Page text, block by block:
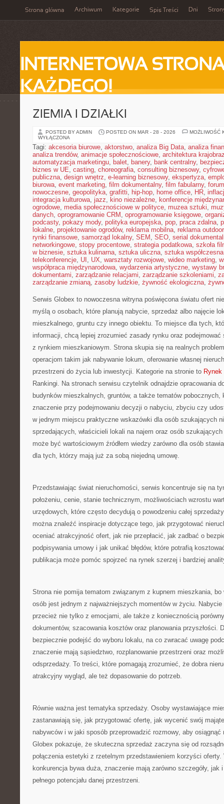
Strona główna Archiwum Kategorie Spis Treści Dni
INTERNETOWA
KAŻDEGO!
ZIEMIA I DZIAŁKI
POSTED BY ADMIN POSTED ON MAR - 28 - 2026
MOŻLIWOŚĆ
WYŁĄCZONA
Tagi: akcesoria biurowe, aktorstwo, analiza Big Data, analiza
analiza trendów, animacje społecznościowe, architektura
automatyzacja marketingu, balet, banery, bank centralny,
biznes w UE, casting, choreografia, consulting biznesowy,
publiczna, design wnętrz, e-learning biznesowy, ekspertyza,
biurowa, event marketing, film dokumentalny, film fabularny,
nowoczesne, geopolityka, grafitti, hip-hop, home office, HR,
integracja kulturowa, jazz, kino niezależne, konferencje
ogrodowe, media społecznościowe w polityce, muzea sztuki,
danych, oprogramowanie CRM , oprogramowanie księgowe,
podcasty, pokazy mody, polityka europejska, pop, praca zdalna,
lokalne, projektowanie ogrodów, reklama mobilna, reklama outdoor
rynki finansowe, samorząd lokalny, SEM , SEO, serial
networkingowe, stopy procentowe, strategia podatkowa, szkoła
w biznesie, sztuka kulinarna, sztuka uliczna, sztuka współczesna
telekonferencje, UI , UX, warsztaty rozwojowe, wideo marketing,
współpraca międzynarodowa, wydarzenia artystyczne, wystawy
dokumentami, zarządzanie relacjami, zarządzanie szkoleniami,
zarządzanie zmianą, zasoby ludzkie, żywność ekologiczna,
Serwis Globex to nowoczesna witryna poświęcona światu ofert
myślą o osobach, które planują nabycie, sprzedaż albo najęcie
mieszkalnego, gruntu czy innego obiektu. To miejsce dla tych,
informacji, chcą lepiej zrozumieć zasady rynku oraz
z rynkiem mieszkaniowym. Strona skupia się na realnych
operacjom takim jak nabywanie lokum, oferowanie własnej
przestrzeni do życia lub inwestycji. Kategorie na stronie to Rynek
Rankingi. Na stronach serwisu czytelnik odnajdzie opracowania
budynków mieszkalnych, gruntów, a także tematów pobocznych,
znaczenie przy podejmowaniu decyzji o nabyciu, zbyciu czy
w jednym miejscu praktyczne wskazówki dla osób szukających
sprzedających, właścicieli lokali na najem oraz osób
może być wartościowym źródłem wiedzy zarówno dla osób
dla tych, którzy mają już za sobą niejedną umowę.
Przedstawiając świat nieruchomości, serwis koncentruje się na
położeniu, cenie, stanie technicznym, możliwościach wzrostu
urzędowych, które często decydują o powodzeniu całej
można znaleźć inspiracje dotyczące tego, jak przygotować
oceniać atrakcyjność ofert, jak nie przepłacić, jak zadbać o
podpisywania umowy i jak unikać błędów, które potrafią
publikacja może pomóc spojrzeć na rynek szerzej i bardziej
Strona nie pomija tematom związanym z kupnem mieszkania, bo
osób jest jednym z najważniejszych momentów w życiu. Nabycie
przecież nie tylko z emocjami, ale także z koniecznością
dokumentów, szacowania kosztów oraz planowania przyszłości.
bezpiecznie podejść do wyboru lokalu, na co zwracać uwagę
znaczenie mają sąsiedztwo, rozplanowanie przestrzeni oraz
odsprzedaży. To treści, które pomagają zrozumieć, że dobra
atrakcyjny wygląd, ale też dopasowanie do potrzeb.
Równie ważna jest tematyka sprzedaży. Osoby wystawiające
zastanawiają się, jak przygotować ofertę, jak wycenić swój
nabywców i w jaki sposób przeprowadzić rozmowy, aby
Globex pokazuje, że skuteczna sprzedaż zaczyna się od
połączenia estetyki z rzetelnym przedstawieniem korzyści
konkurencja bywa duża, znaczenie mają zarówno szczegóły, jak
pełnego potencjału danej przestrzeni.